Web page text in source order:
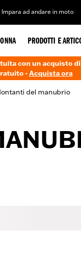
Impara ad andare in moto
PRODOTTI E
con un acquisto
-Acquista ora
del manubrio